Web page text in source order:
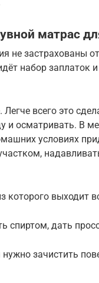
матрас
не застрахованы
набор заплаток
всего это
и осматривать. В
условиях
которого выходит
спиртом, дать
зачистить